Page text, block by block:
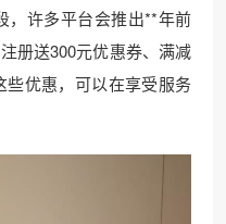
，许多平台会推出**年前
册送300元优惠券、满减
优惠，可以在享受服务